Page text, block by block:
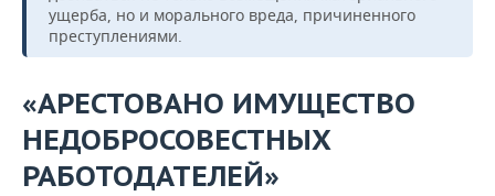
ущерба, но и морального вреда, причиненного
преступлениями.
«АРЕСТОВАНО ИМУЩЕСТВО
НЕДОБРОСОВЕСТНЫХ
РАБОТОДАТЕЛЕЙ»